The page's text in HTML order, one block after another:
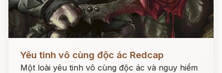
Yêu tinh vô cùng độc ác Redcap
Một loài yêu tinh vô cùng độc ác và nguy hiểm